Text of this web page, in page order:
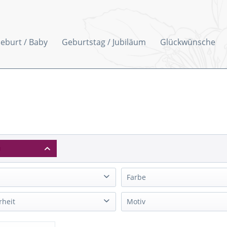
/ Baby Geburtstag / Jubiläum Glückwünsche
von0,41 €bis4,25 €
Farbe
blau
braun
Banderole/Band/Schleife
Motiv